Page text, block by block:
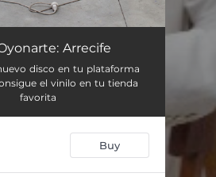
Arrecife
disco en tu plataforma
el vinilo en tu tienda
favorita
Buy